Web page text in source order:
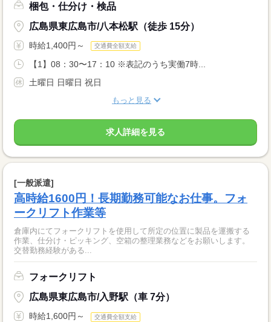
梱包・仕分け・検品
広島県東広島市/八本松駅（徒歩 15分）
時給1,400円～ 交通費全額支給
【1】08：30〜17：10 ※表記のうち実働7時...
土曜日 日曜日 祝日
もっと見る
求人詳細を見る
[一般派遣]
高時給1600円！長期勤務可能なお仕事。フォ
ークリフト作業等
倉庫内にてフォークリフトを使用して所定の位置に製品を運搬する
作業、仕分け・ピッキング、空箱の整理業務などをお願いします。
交替勤務経験がある...
フォークリフト
広島県東広島市/入野駅（車 7分）
時給1,600円～ 交通費全額支給